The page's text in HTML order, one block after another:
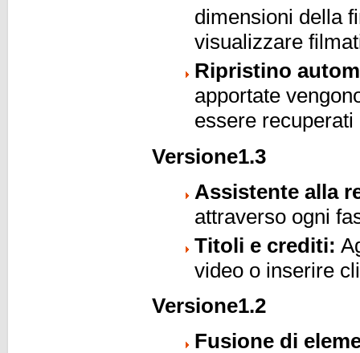
dimensioni della
visualizzare
Ripristino
apportate
essere
Versione1.3
Assistente alla
attraverso ogni
Titoli e crediti:
video o inserire
Versione1.2
Fusione di